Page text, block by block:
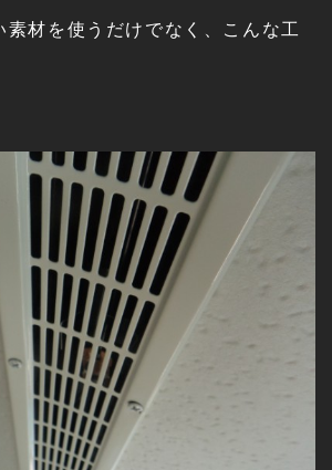
素材を使うだけでなく、こんな工